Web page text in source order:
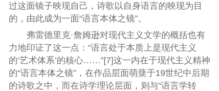
过这面镜子映现自己，诗歌以自身语言的映现为目
的，由此成为一面“语言本体之镜”。
弗雷德里克·詹姆逊对现代主义文学的概括也有
力地印证了这一点：“语言处于本质上是现代主义
的‘艺术体系’的核心……”[7]这一内在于现代主义精神
的“语言本体之镜”，在作品层面萌蘖于19世纪中后期
的诗歌之中，而在诗学理论层面，则与“语言学转